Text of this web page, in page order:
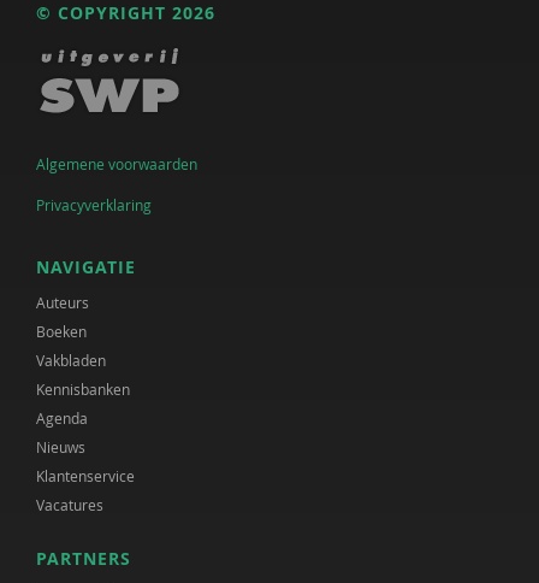
© COPYRIGHT 2026
Algemene voorwaarden
Privacyverklaring
NAVIGATIE
Auteurs
Boeken
Vakbladen
Kennisbanken
Agenda
Nieuws
Klantenservice
Vacatures
PARTNERS